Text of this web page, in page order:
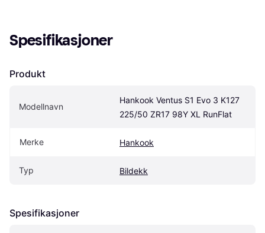
Spesifikasjoner
Produkt
Modellnavn
Hankook Ventus S1 Evo 3 K127
225/50 ZR17 98Y XL RunFlat
Merke Hankook
Typ Bildekk
Spesifikasjoner